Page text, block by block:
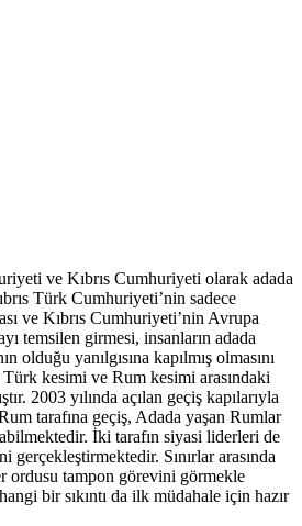
ve Kıbrıs Cumhuriyeti olarak adada
Türk Cumhuriyeti’nin sadece
ve Kıbrıs Cumhuriyeti’nin Avrupa
temsilen girmesi, insanların adada
olduğu yanılgısına kapılmış olmasını
Türk kesimi ve Rum kesimi arasındaki
2003 yılında açılan geçiş kapılarıyla
tarafına geçiş, Adada yaşan Rumlar
İki tarafın siyasi liderleri de
gerçekleştirmektedir. Sınırlar arasında
ordusu tampon görevini görmekle
bir sıkıntı da ilk müdahale için hazır